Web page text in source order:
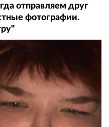
отправляем друг
фотографии.